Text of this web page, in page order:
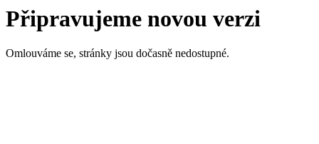
Připravujeme novou verzi
Omlouváme se, stránky jsou dočasně nedostupné.